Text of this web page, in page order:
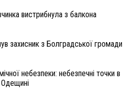
вистрибнула з балкона
захисник з Болградської громади
небезпеки: небезпечні точки в
Одещині